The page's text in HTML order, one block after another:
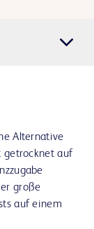
Alternative
getrocknet auf
große
auf einem